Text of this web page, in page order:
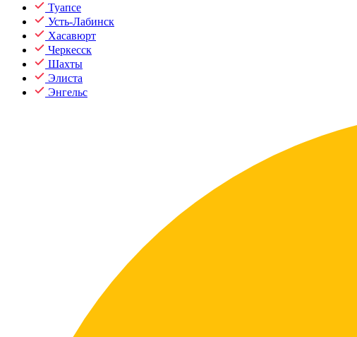
Туапсе
Усть-Лабинск
Хасавюрт
Черкесск
Шахты
Элиста
Энгельс